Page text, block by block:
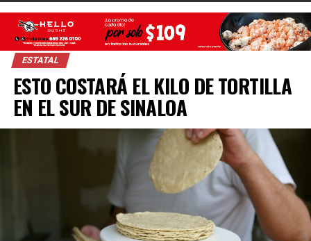
ESTATAL
ESTO COSTARÁ EL KILO DE TORTILLA
EN EL SUR DE SINALOA